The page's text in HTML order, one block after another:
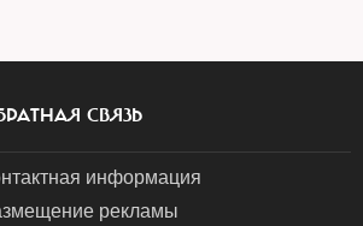
СВЯЗЬ
информация
рекламы